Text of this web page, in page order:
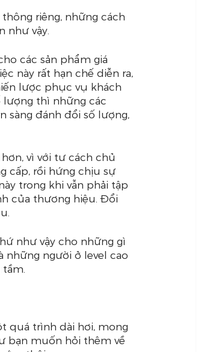
riêng, những cách
như vậy.
các sản phẩm giá
này rất hạn chế diễn ra,
lược phục vụ khách
lượng thì những các
sàng đánh đổi số lượng,
vì với tư cách chủ
cấp, rồi hứng chịu sự
trong khi vẫn phải tập
của thương hiệu. Đổi
như vậy cho những gì
những người ở level cao
quá trình dài hơi, mong
bạn muốn hỏi thêm về